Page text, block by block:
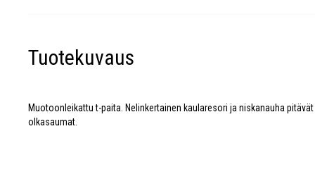
Tuotekuvaus
Muotoonleikattu t-paita. Nelinkertainen kaularesori ja niskanauha
olkasaumat.